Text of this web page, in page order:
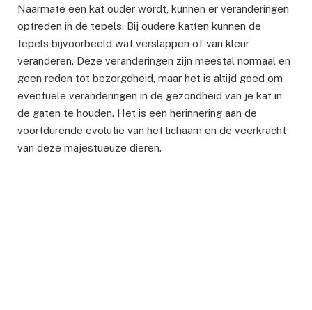
Naarmate een kat ouder wordt, kunnen er veranderingen
optreden in de tepels. Bij oudere katten kunnen de
tepels bijvoorbeeld wat verslappen of van kleur
veranderen. Deze veranderingen zijn meestal normaal en
geen reden tot bezorgdheid, maar het is altijd goed om
eventuele veranderingen in de gezondheid van je kat in
de gaten te houden. Het is een herinnering aan de
voortdurende evolutie van het lichaam en de veerkracht
van deze majestueuze dieren.